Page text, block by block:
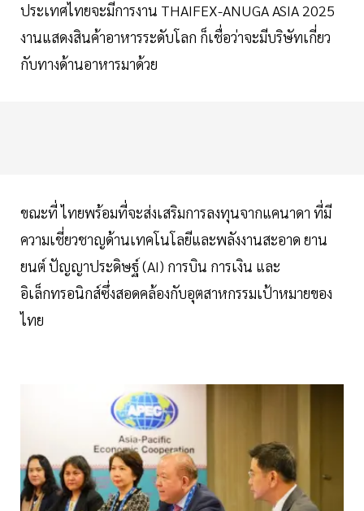
ประเทศไทยจะมีการงาน THAIFEX-ANUGA ASIA 2025
งานแสดงสินค้าอาหารระดับโลก ก็เชื่อว่าจะมีบริษัทเกี่ยว
กับทางด้านอาหารมาด้วย
ขณะที่ ไทยพร้อมที่จะส่งเสริมการลงทุนจากแคนาดา ที่มี
ความเชี่ยวชาญด้านเทคโนโลยีและพลังงานสะอาด ยาน
ยนต์ ปัญญาประดิษฐ์ (AI) การบิน การเงิน และ
อิเล็กทรอนิกส์ซึ่งสอดคล้องกับอุตสาหกรรมเป้าหมายของ
ไทย